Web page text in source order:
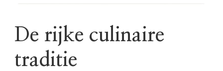
De rijke culinaire
traditie